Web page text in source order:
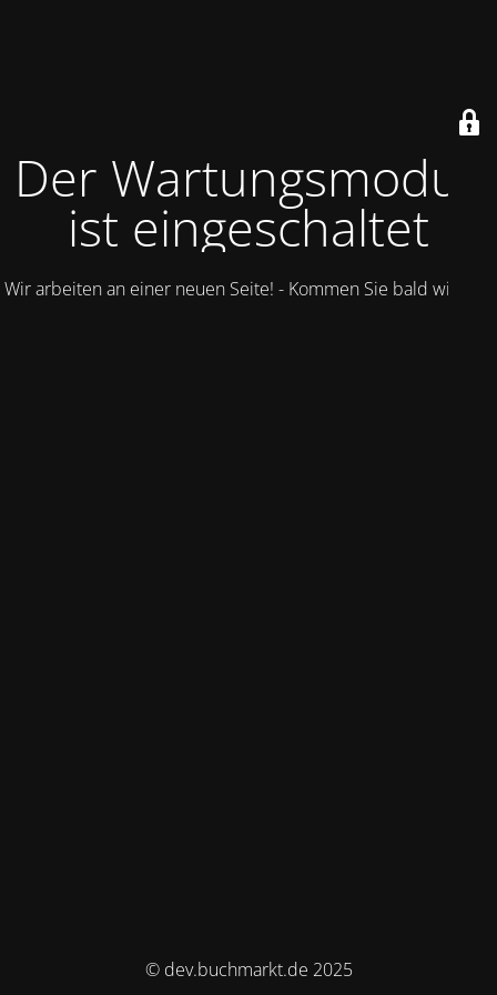
Der Wartungsmodus
ist eingeschaltet
Wir arbeiten an einer neuen Seite! - Kommen Sie bald wieder.
© dev.buchmarkt.de 2025